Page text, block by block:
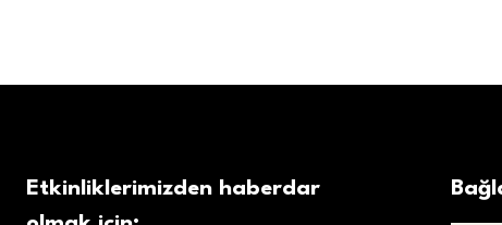
Etkinliklerimizden haberdar